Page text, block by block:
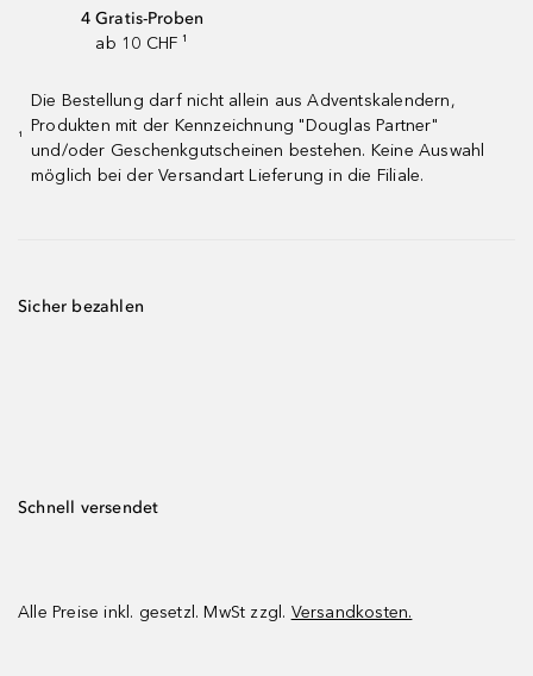
4 Gratis-Proben
ab 10 CHF ¹
¹
Die Bestellung darf nicht allein aus Adventskalendern,
Produkten mit der Kennzeichnung "Douglas Partner"
und/oder Geschenkgutscheinen bestehen. Keine Auswahl
möglich bei der Versandart Lieferung in die Filiale.
Sicher bezahlen
Schnell versendet
Alle Preise inkl. gesetzl. MwSt zzgl. Versandkosten.